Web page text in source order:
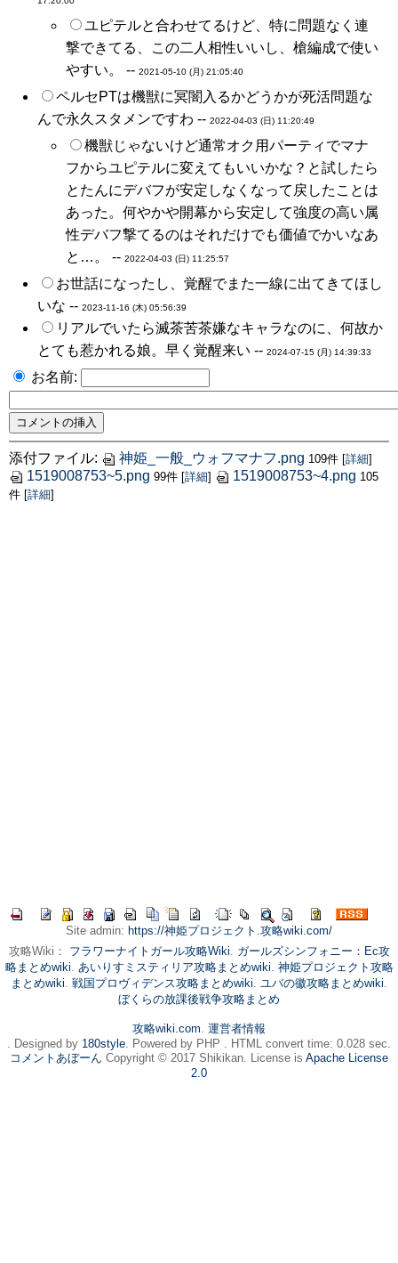
ユピテルと合わせてるけど、特に問題なく連
撃できてる、この二人相性いいし、槍編成で使い
やすい。 -- 2021-05-10 (月) 21:05:40
ペルセPTは機獣に冥闇入るかどうかが死活問題な
んで永久スタメンですわ -- 2022-04-03 (日) 11:20:49
機獣じゃないけど通常オク用パーティでマナ
フからユピテルに変えてもいいかな？と試したら
とたんにデバフが安定しなくなって戻したことは
あった。何やかや開幕から安定して強度の高い属
性デバフ撃てるのはそれだけでも価値でかいなあ
と…。 -- 2022-04-03 (日) 11:25:57
お世話になったし、覚醒でまた一線に出てきてほし
いな -- 2023-11-16 (木) 05:56:39
リアルでいたら滅茶苦茶嫌なキャラなのに、何故か
とても惹かれる娘。早く覚醒来い -- 2024-07-15 (月) 14:39:33
お名前:
添付ファイル: 神姫_一般_ウォフマナフ.png 109件 [詳細]
1519008753~5.png 99件 [詳細] 1519008753~4.png 105
件 [詳細]
Site admin: https://神姫プロジェクト.攻略wiki.com/
攻略Wiki： フラワーナイトガール攻略Wiki. ガールズシンフォニー：Ec攻
略まとめwiki. あいりすミスティリア攻略まとめwiki. 神姫プロジェクト攻略
まとめwiki. 戦国プロヴィデンス攻略まとめwiki. ユバの徽攻略まとめwiki.
ぼくらの放課後戦争攻略まとめ
攻略wiki.com. 運営者情報
. Designed by 180style. Powered by PHP . HTML convert time: 0.028 sec.
コメントあぼーん Copyright © 2017 Shikikan. License is Apache License
2.0